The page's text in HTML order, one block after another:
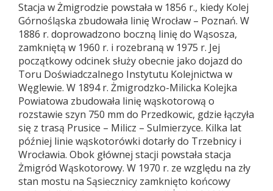
Stacja w Żmigrodzie powstała w 1856 r., kiedy Kolej
Górnośląska zbudowała linię Wrocław – Poznań. W
1886 r. doprowadzono boczną linię do Wąsosza,
zamkniętą w 1960 r. i rozebraną w 1975 r. Jej
początkowy odcinek służy obecnie jako dojazd do
Toru Doświadczalnego Instytutu Kolejnictwa w
Węglewie. W 1894 r. Żmigrodzko-Milicka Kolejka
Powiatowa zbudowała linię wąskotorową o
rozstawie szyn 750 mm do Przedkowic, gdzie łączyła
się z trasą Prusice – Milicz – Sulmierzyce. Kilka lat
później linie wąskotorówki dotarły do Trzebnicy i
Wrocławia. Obok głównej stacji powstała stacja
Żmigród Wąskotorowy. W 1970 r. ze względu na zły
stan mostu na Sąsiecznicy zamknięto końcowy